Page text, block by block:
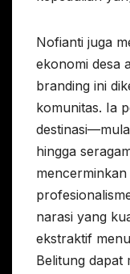
Nofianti juga
ekonomi desa
branding ini
komunitas. Ia
hingga
narasi yang
ekstraktif
Belitung dapat